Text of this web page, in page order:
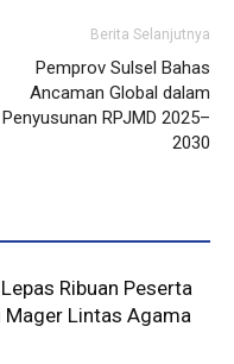
Berita Selanjutnya
Pemprov Sulsel Bahas
Ancaman Global dalam
Penyusunan RPJMD 2025–
2030
Ribuan Peserta
Mager Lintas Agama